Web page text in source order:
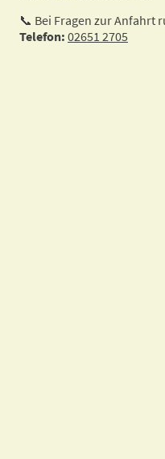
📞 Bei Fragen zur Anfahrt
Telefon: 02651 2705